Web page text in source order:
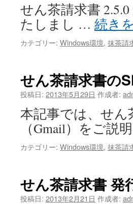
せん茶請求書
たしまし … 続き
カテゴリー: Windows環境, 抹茶請
せん茶請求書の
投稿日: 2013年5月29日 作成者:
本記事では、せん
（Gmail）をご説
カテゴリー: Windows環境, 抹茶請
せん茶請求書 発
投稿日: 2013年2月21日 作成者: